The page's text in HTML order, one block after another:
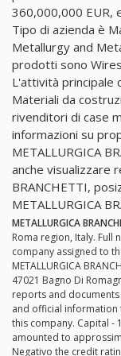
360,000,000 EUR,
Tipo di azienda è
Metallurgy and
prodotti sono
L'attività principale
Materiali da
rivenditori di case
informazioni su
METALLURGICA
anche visualizzare
BRANCHETTI,
METALLURGICA
METALLURGICA
Roma region, Italy. Full
company assigned to
METALLURGICA
47021 Bagno Di
reports and
and official information
this company. Capital -
amounted to
Negativo the credit